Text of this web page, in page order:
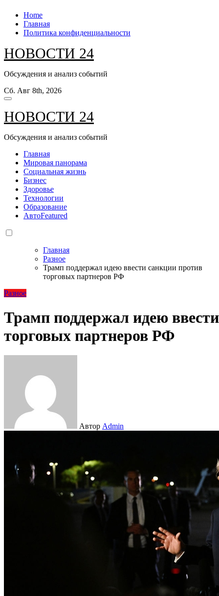
Перейти
содержанию
Home
Главная
Политика конфиденциальности
НОВОСТИ 24
Обсуждения и анализ событий
Сб. Авг 8th, 2026
НОВОСТИ 24
Обсуждения и анализ событий
Главная
Мировая панорама
Социальная жизнь
Бизнес
Здоровье
Технологии
Образование
АвтоFeatured
Главная
Разное
Трамп поддержал идею ввести санкции против
торговых партнеров РФ
Разное
Трамп поддержал идею
торговых партнеров РФ
Автор Admin